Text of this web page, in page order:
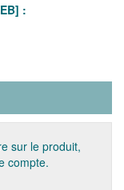
:
sur le produit,
compte.